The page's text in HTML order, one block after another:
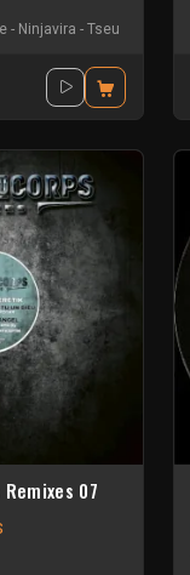
- Ninjavira - Tseu
07